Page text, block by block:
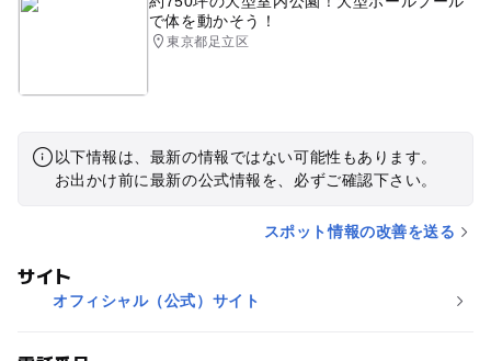
で体を動かそう！
東京都足立区
以下情報は、最新の情報ではない可能性もあります。
お出かけ前に最新の公式情報を、必ずご確認下さい。
スポット情報の改善を送る
サイト
オフィシャル（公式）サイト